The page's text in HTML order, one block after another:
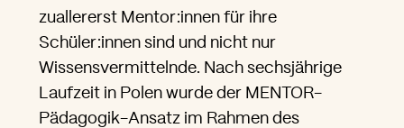
zuallererst Mentor:innen für ihre
Schüler:innen sind und nicht nur
Wissensvermittelnde. Nach sechsjährige
Laufzeit in Polen wurde der MENTOR-
Pädagogik-Ansatz im Rahmen des